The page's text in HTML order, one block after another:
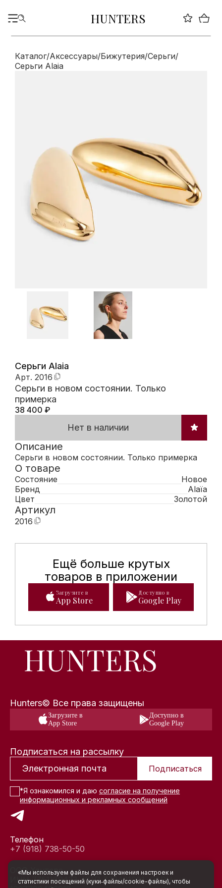
HUNTERS
Каталог/Аксессуары/Бижутерия/Серьги/
Серьги Alaia
Серьги Alaia
Арт. 2016
Серьги в новом состоянии. Только
примерка
38 400 ₽
Нет в наличии
Описание
Серьги в новом состоянии. Только примерка
О товаре
Состояние
Новое
Бренд
Alaïa
Цвет
Золотой
Артикул
2016
Ещё больше крутых
товаров в приложении
Мобильное приложение
Загрузите в
App Store
Доступно в
Google Play
Hunters© Все права защищены
Загрузите в
App Store
Доступно в
Google Play
Подписаться на рассылку
Подписаться
*Я ознакомился и даю согласие на получение
информационных и рекламных сообщений
Телефон
+7 (918) 738-50-50
ООО Хантерс
ИНН 7751189433, КПП 772401001, ОГРН
«Мы используем файлы для сохранения настроек и
статистики посещений (куки‑файлы/cookie-файлы), чтобы